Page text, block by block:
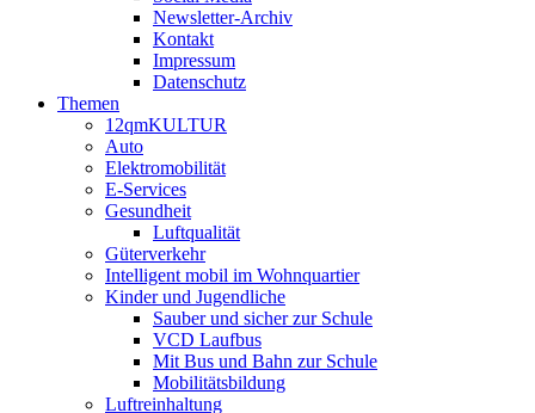
Newsletter-Archiv
Kontakt
Impressum
Datenschutz
Themen
12qmKULTUR
Auto
Elektromobilität
E-Services
Gesundheit
Luftqualität
Güterverkehr
Intelligent mobil im Wohnquartier
Kinder und Jugendliche
Sauber und sicher zur Schule
VCD Laufbus
Mit Bus und Bahn zur Schule
Mobilitätsbildung
Luftreinhaltung